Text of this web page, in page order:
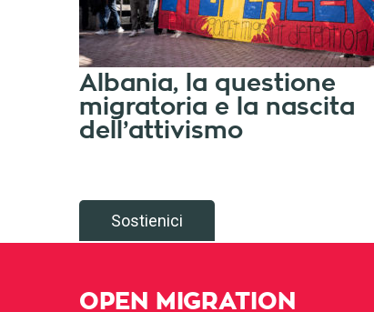
Albania, la questione
migratoria e la nascita
dell’attivismo
Sostienici
OPEN MIGRATION